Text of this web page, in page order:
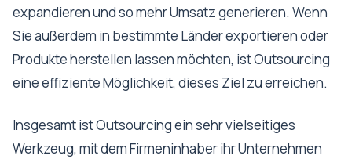
expandieren und so mehr Umsatz generieren. Wenn
Sie außerdem in bestimmte Länder exportieren oder
Produkte herstellen lassen möchten, ist Outsourcing
eine effiziente Möglichkeit, dieses Ziel zu erreichen.
Insgesamt ist Outsourcing ein sehr vielseitiges
Werkzeug, mit dem Firmeninhaber ihr Unternehmen